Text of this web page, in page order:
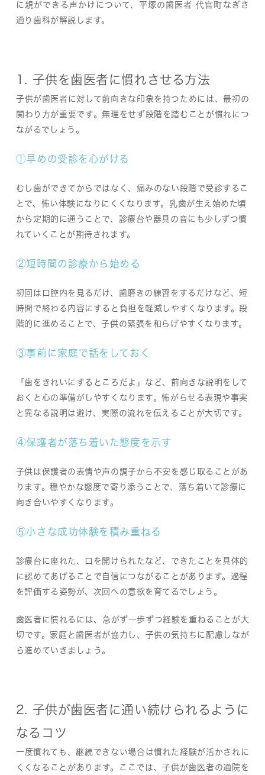
に親ができる声かけについて、平塚の歯医者 代官町なぎさ
通り歯科が解説します。
1. 子供を歯医者に慣れさせる方法
子供が歯医者に対して前向きな印象を持つためには、最初の
関わり方が重要です。無理をせず段階を踏むことが慣れにつ
ながるでしょう。
①早めの受診を心がける
むし歯ができてからではなく、痛みのない段階で受診するこ
とで、怖い体験になりにくくなります。乳歯が生え始めた頃
から定期的に通うことで、診療台や器具の音にも少しずつ慣
れていくことが期待されます。
②短時間の診療から始める
初回は口腔内を見るだけ、歯磨きの練習をするだけなど、短
時間で終わる内容にすると負担を軽減しやすくなります。段
階的に進めることで、子供の緊張を和らげやすくなります。
③事前に家庭で話をしておく
「歯をきれいにするところだよ」など、前向きな説明をして
おくと心の準備がしやすくなります。怖がらせる表現や事実
と異なる説明は避け、実際の流れを伝えることが大切です。
④保護者が落ち着いた態度を示す
子供は保護者の表情や声の調子から不安を感じ取ることがあ
ります。穏やかな態度で寄り添うことで、落ち着いて診療に
向き合いやすくなります。
⑤小さな成功体験を積み重ねる
診療台に座れた、口を開けられたなど、できたことを具体的
に認めてあげることで自信につながることがあります。過程
を評価する姿勢が、次回への意欲を育てるでしょう。
歯医者に慣れるには、急がず一歩ずつ経験を重ねることが大
切です。家庭と歯医者が協力し、子供の気持ちに配慮しなが
ら進めていきましょう。
2. 子供が歯医者に通い続けられるように
なるコツ
一度慣れても、継続できない場合は慣れた経験が活かされに
くくなることがあります。ここでは、子供が歯医者の通院を